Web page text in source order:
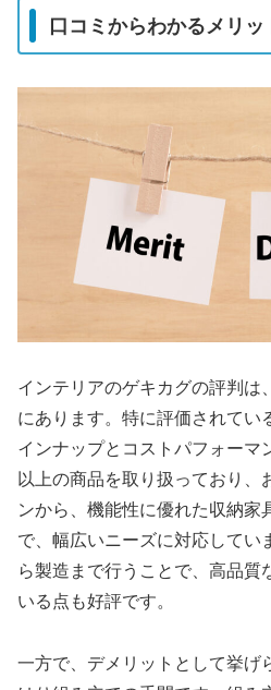
口コミからわかるメリッ
インテリアのゲキカグの評判は
にあります。特に評価されてい
インナップとコストパフォーマ
以上の商品を取り扱っており、
ンから、機能性に優れた収納家
で、幅広いニーズに対応してい
ら製造まで行うことで、高品質
いる点も好評です。
一方で、デメリットとして挙げ